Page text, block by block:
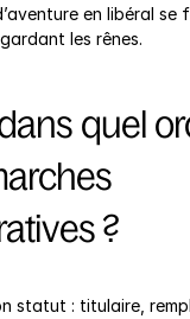
en libéral se
les rênes.
quel
?
statut : titulaire,